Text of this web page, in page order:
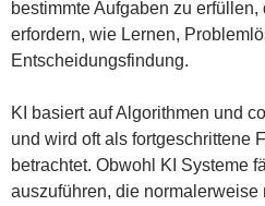
bestimmte Aufgaben zu
erfordern, wie Lernen,
Entscheidungsfindung.
KI basiert auf Algorithmen und
und wird oft als fortgeschrittene
betrachtet. Obwohl KI Systeme
auszuführen, die